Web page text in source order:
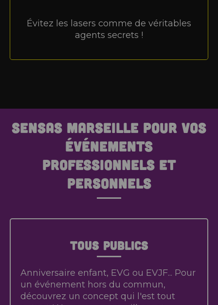
Évitez les lasers comme de véritables
agents secrets !
SENSAS Marseille pour vos
événements
professionnels et
personnels
Tous publics
Anniversaire enfant, EVG ou EVJF... Pour
un événement hors du commun,
découvrez un concept qui l'est tout